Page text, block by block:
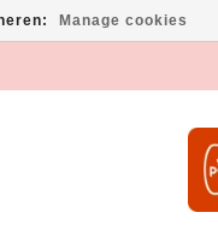
Manage cookies